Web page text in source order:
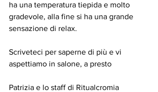
ha una temperatura tiepida e molto
gradevole, alla fine si ha una grande
sensazione di relax.
Scriveteci per saperne di più e vi
aspettiamo in salone, a presto
Patrizia e lo staff di Ritualcromia